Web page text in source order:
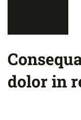
dolor in